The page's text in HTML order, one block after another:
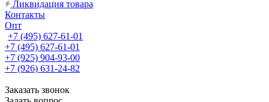
Ликвидация товара
Контакты
Опт
+7 (495) 627-61-01
+7 (495) 627-61-01
+7 (925) 904-93-00
+7 (926) 631-24-82
Заказать звонок